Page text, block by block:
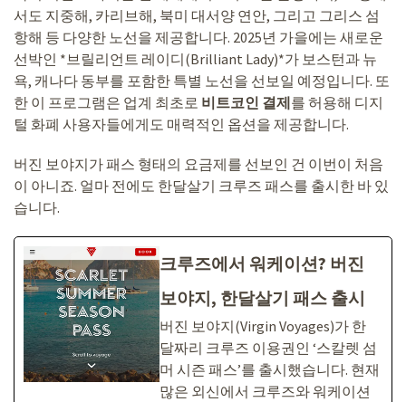
서도 지중해, 카리브해, 북미 대서양 연안, 그리고 그리스 섬
항해 등 다양한 노선을 제공합니다. 2025년 가을에는 새로운
선박인 *브릴리언트 레이디(Brilliant Lady)*가 보스턴과 뉴
욕, 캐나다 동부를 포함한 특별 노선을 선보일 예정입니다. 또
한 이 프로그램은 업계 최초로 비트코인 결제를 허용해 디지
털 화폐 사용자들에게도 매력적인 옵션을 제공합니다.
버진 보야지가 패스 형태의 요금제를 선보인 건 이번이 처음
이 아니죠. 얼마 전에도 한달살기 크루즈 패스를 출시한 바 있
습니다.
크루즈에서 워케이션? 버진
보야지, 한달살기 패스 출시
버진 보야지(Virgin Voyages)가 한
달짜리 크루즈 이용권인 ‘스칼렛 섬
머 시즌 패스’를 출시했습니다. 현재
많은 외신에서 크루즈와 워케이션